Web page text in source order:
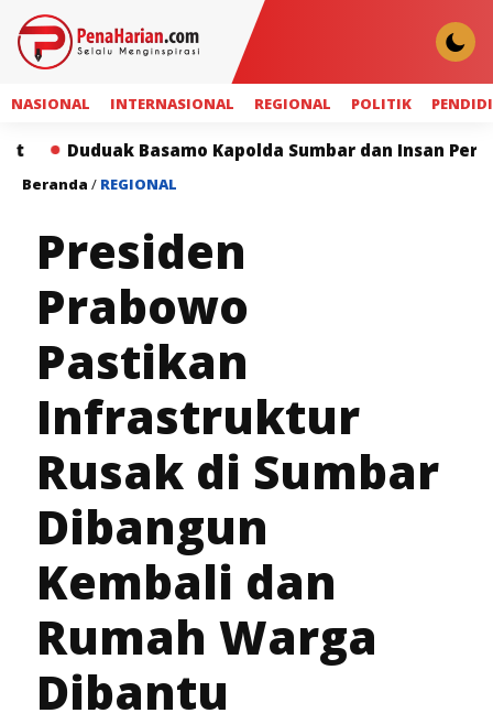
NASIONAL INTERNASIONAL REGIONAL POLITIK
Basamo Kapolda Sumbar dan Insan Pers
Beranda / REGIONAL
Presiden
Prabowo
Pastikan
Infrastruktur
Rusak di Sumbar
Dibangun
Kembali dan
Rumah Warga
Dibantu